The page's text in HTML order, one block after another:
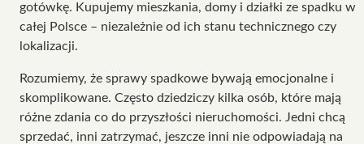
gotówkę. Kupujemy mieszkania, domy i działki ze spadku w
całej Polsce – niezależnie od ich stanu technicznego czy
lokalizacji.
Rozumiemy, że sprawy spadkowe bywają emocjonalne i
skomplikowane. Często dziedziczy kilka osób, które mają
różne zdania co do przyszłości nieruchomości. Jedni chcą
sprzedać, inni zatrzymać, jeszcze inni nie odpowiadają na